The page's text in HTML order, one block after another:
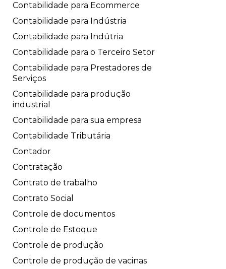
Contabilidade para Ecommerce
Contabilidade para Indústria
Contabilidade para Indútria
Contabilidade para o Terceiro Setor
Contabilidade para Prestadores de
Serviços
Contabilidade para produção
industrial
Contabilidade para sua empresa
Contabilidade Tributária
Contador
Contratação
Contrato de trabalho
Contrato Social
Controle de documentos
Controle de Estoque
Controle de produção
Controle de produção de vacinas